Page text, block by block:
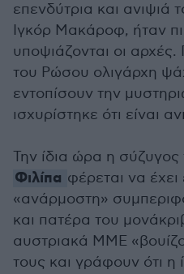
επενδύτρια και ανιψιά
Ιγκόρ Μακάροφ, ήταν
υποψιάζονται οι
του Ρώσου ολιγάρχη
εντοπίσουν την
ισχυρίστηκε ότι είναι
Την ίδια ώρα η
Φιλίπα φέρεται να
«ανάρμοστη»
και πατέρα του
αυστριακά ΜΜΕ
τους και γράφουν ότι η